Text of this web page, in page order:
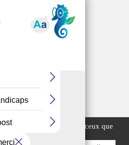
donne le contrôle sur ceux que